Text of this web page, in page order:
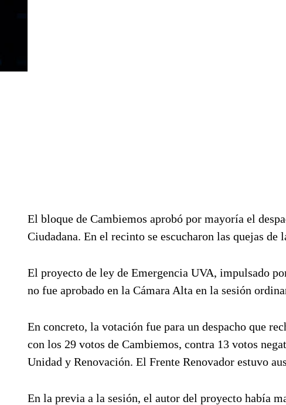
El bloque de Cambiemos aprobó por mayoría el
Ciudadana. En el recinto se escucharon las quejas de
El proyecto de ley de Emergencia UVA, impulsado
no fue aprobado en la Cámara Alta en la sesión
En concreto, la votación fue para un despacho que
con los 29 votos de Cambiemos, contra 13 votos
Unidad y Renovación. El Frente Renovador estuvo
En la previa a la sesión, el autor del proyecto había